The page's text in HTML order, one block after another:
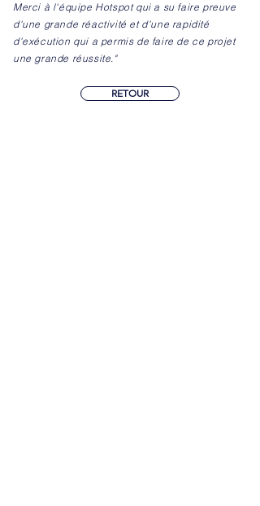
Merci à l'équipe Hotspot qui a su faire preuve
d'une grande réactivité et d'une rapidité
d'exécution qui a permis de faire de ce projet
une grande réussite."
RETOUR